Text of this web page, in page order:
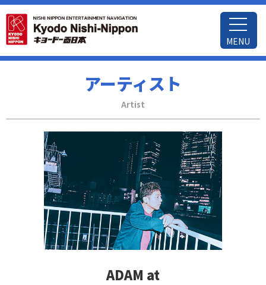
MENU
アーティスト
Artist
ADAM at